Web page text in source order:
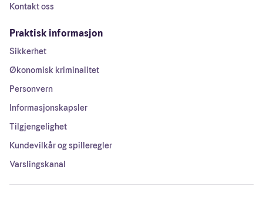
Kontakt oss
Praktisk informasjon
Sikkerhet
Økonomisk kriminalitet
Personvern
Informasjonskapsler
Tilgjengelighet
Kundevilkår og spilleregler
Varslingskanal